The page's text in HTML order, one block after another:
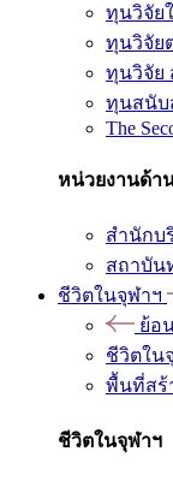
ทุนวิจัย
ทุนวิจัย
ทุนวิจัย
ทุนสนับ
The
หน่วยงานด้า
สำนักบ
สถาบัน
ชีวิตในจุฬาฯ
ย้อ
ชีวิตใน
พื้นที่สร้
ชีวิตในจุฬาฯ